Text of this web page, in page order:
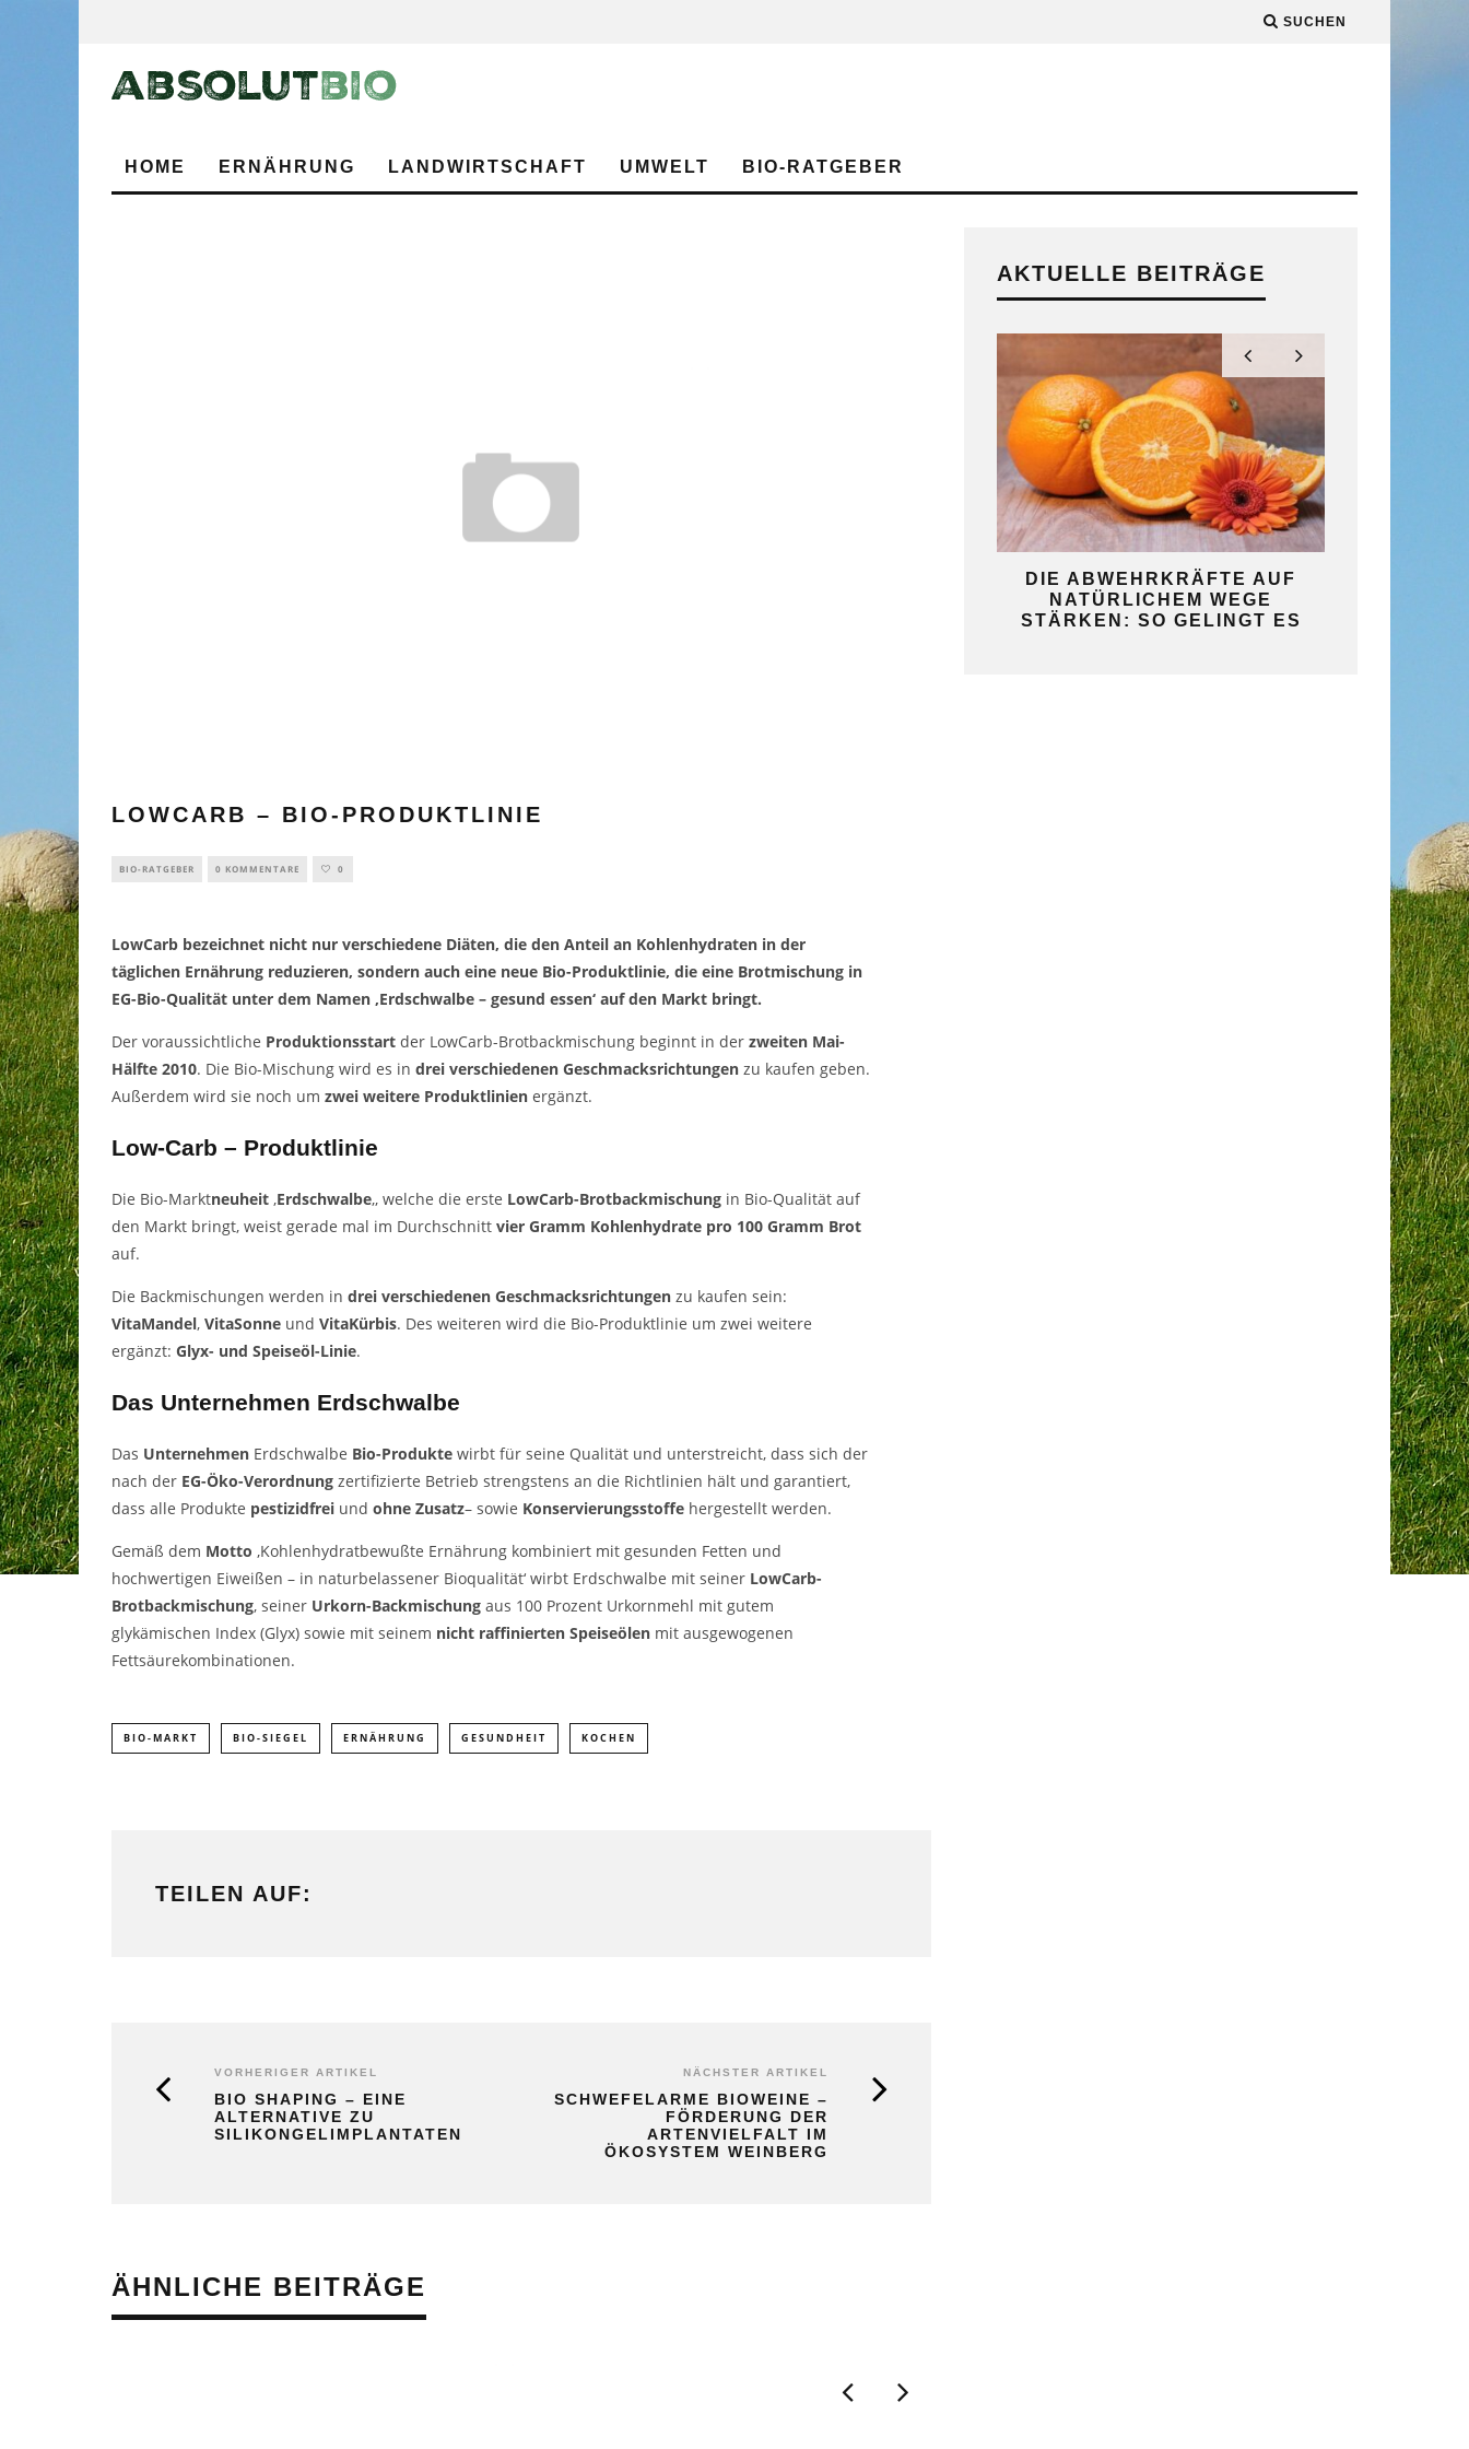
SUCHEN
HOME ERNÄHRUNG LANDWIRTSCHAFT UMWELT BIO-RATGEBER
LOWCARB – BIO-PRODUKTLINIE
BIO-RATGEBER 0 KOMMENTARE 0
LowCarb bezeichnet nicht nur verschiedene Diäten, die den Anteil an Kohlenhydraten in der
täglichen Ernährung reduzieren, sondern auch eine neue Bio-Produktlinie, die eine Brotmischung in
EG-Bio-Qualität unter dem Namen ‚Erdschwalbe – gesund essen‘ auf den Markt bringt.
Der voraussichtliche Produktionsstart der LowCarb-Brotbackmischung beginnt in der zweiten Mai-
Hälfte 2010. Die Bio-Mischung wird es in drei verschiedenen Geschmacksrichtungen zu kaufen geben.
Außerdem wird sie noch um zwei weitere Produktlinien ergänzt.
Low-Carb – Produktlinie
Die Bio-Marktneuheit ‚Erdschwalbe‚, welche die erste LowCarb-Brotbackmischung in Bio-Qualität auf
den Markt bringt, weist gerade mal im Durchschnitt vier Gramm Kohlenhydrate pro 100 Gramm Brot
auf.
Die Backmischungen werden in drei verschiedenen Geschmacksrichtungen zu kaufen sein:
VitaMandel, VitaSonne und VitaKürbis. Des weiteren wird die Bio-Produktlinie um zwei weitere
ergänzt: Glyx- und Speiseöl-Linie.
Das Unternehmen Erdschwalbe
Das Unternehmen Erdschwalbe Bio-Produkte wirbt für seine Qualität und unterstreicht, dass sich der
nach der EG-Öko-Verordnung zertifizierte Betrieb strengstens an die Richtlinien hält und garantiert,
dass alle Produkte pestizidfrei und ohne Zusatz– sowie Konservierungsstoffe hergestellt werden.
Gemäß dem Motto ‚Kohlenhydratbewußte Ernährung kombiniert mit gesunden Fetten und
hochwertigen Eiweißen – in naturbelassener Bioqualität‘ wirbt Erdschwalbe mit seiner LowCarb-
Brotbackmischung, seiner Urkorn-Backmischung aus 100 Prozent Urkornmehl mit gutem
glykämischen Index (Glyx) sowie mit seinem nicht raffinierten Speiseölen mit ausgewogenen
Fettsäurekombinationen.
BIO-MARKT BIO-SIEGEL ERNÄHRUNG GESUNDHEIT KOCHEN
TEILEN AUF:
VORHERIGER ARTIKEL
BIO SHAPING – EINE
ALTERNATIVE ZU
SILIKONGELIMPLANTATEN
NÄCHSTER ARTIKEL
SCHWEFELARME BIOWEINE –
FÖRDERUNG DER
ARTENVIELFALT IM
ÖKOSYSTEM WEINBERG
ÄHNLICHE BEITRÄGE
AKTUELLE BEITRÄGE
DIE ABWEHRKRÄFTE AUF
NATÜRLICHEM WEGE
STÄRKEN: SO GELINGT ES